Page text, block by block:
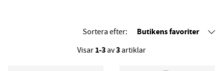
Sortera efter: Butikens favoriter
Visar 1-3av3artiklar